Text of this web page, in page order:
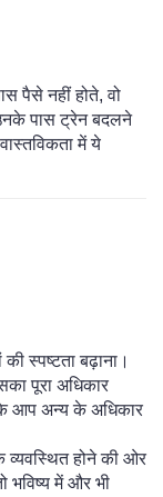
पैसे नहीं होते, वो
पास ट्रेन बदलने
में ये
स्पष्टता बढ़ाना।
पूरा अधिकार
आप अन्य के अधिकार
व्यवस्थित होने की ओर
भविष्य में और भी